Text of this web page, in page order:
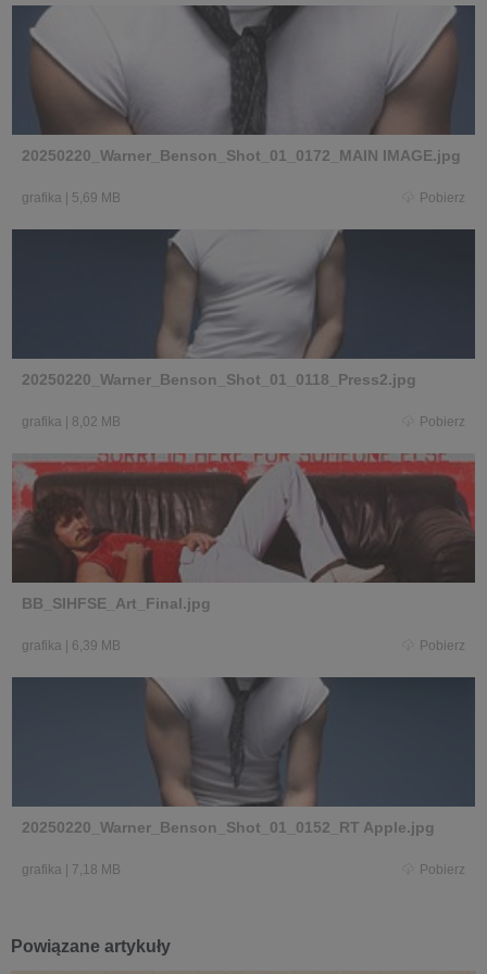
20250220_Warner_Benson_Shot_01_0172_MAIN IMAGE.jpg
grafika 5,69 MB Pobierz
20250220_Warner_Benson_Shot_01_0118_Press2.jpg
grafika 8,02 MB Pobierz
BB_SIHFSE_Art_Final.jpg
grafika 6,39 MB Pobierz
20250220_Warner_Benson_Shot_01_0152_RT Apple.jpg
grafika 7,18 MB Pobierz
Powiązane artykuły